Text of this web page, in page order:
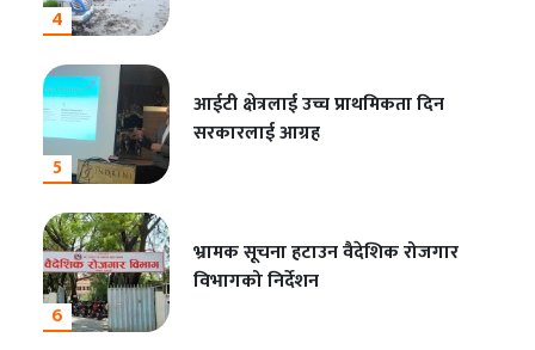
4
5
आईटी क्षेत्रलाई उच्च प्राथमिकता दिन
सरकारलाई आग्रह
6
भ्रामक सूचना हटाउन वैदेशिक रोजगार
विभागको निर्देशन